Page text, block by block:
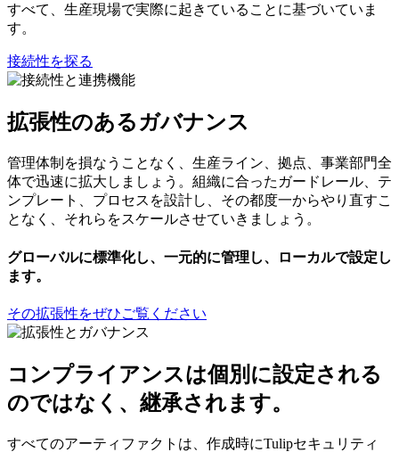
すべて、生産現場で実際に起きていることに基づいていま
す。
接続性を探る
拡張性のあるガバナンス
管理体制を損なうことなく、生産ライン、拠点、事業部門全
体で迅速に拡大しましょう。組織に合ったガードレール、テ
ンプレート、プロセスを設計し、その都度一からやり直すこ
となく、それらをスケールさせていきましょう。
グローバルに標準化し、一元的に管理し、ローカルで設定し
ます。
その拡張性をぜひご覧ください
コンプライアンスは個別に設定される
のではなく、継承されます。
すべてのアーティファクトは、作成時にTulipセキュリティ